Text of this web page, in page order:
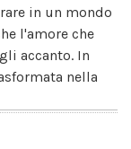
in un mondo
l'amore che
accanto. In
nella